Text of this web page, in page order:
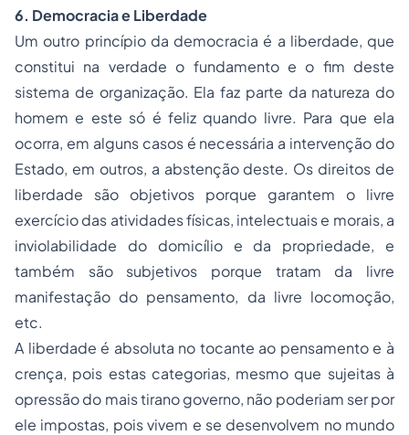
6. Democracia e Liberdade
Um outro princípio da democracia é a liberdade, que
constitui na verdade o fundamento e o fim deste
sistema de organização. Ela faz parte da natureza do
homem e este só é feliz quando livre. Para que ela
ocorra, em alguns casos é necessária a intervenção do
Estado, em outros, a abstenção deste. Os direitos de
liberdade são objetivos porque garantem o livre
exercício das atividades físicas, intelectuais e morais, a
inviolabilidade do domicílio e da propriedade, e
também são subjetivos porque tratam da livre
manifestação do pensamento, da livre locomoção,
etc.
A liberdade é absoluta no tocante ao pensamento e à
crença, pois estas categorias, mesmo que sujeitas à
opressão do mais tirano governo, não poderiam ser por
ele impostas, pois vivem e se desenvolvem no mundo